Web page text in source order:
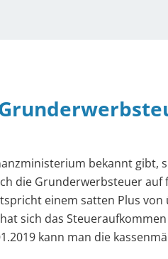
bekannt gibt,
die Grunderwerbsteuer auf
einem satten Plus
sich das
kann man die